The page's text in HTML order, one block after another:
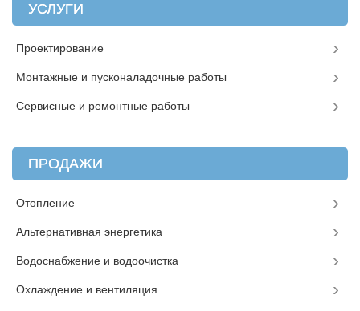
УСЛУГИ
Проектирование
Монтажные и пусконаладочные работы
Сервисные и ремонтные работы
ПРОДАЖИ
Отопление
Альтернативная энергетика
Водоснабжение и водоочистка
Охлаждение и вентиляция